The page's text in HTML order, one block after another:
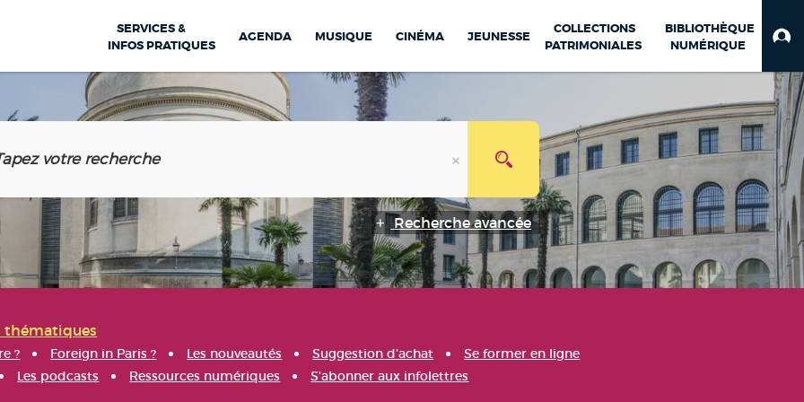
SERVICES &
INFOS PRATIQUES
AGENDA MUSIQUE CINÉMA JEUNESSE
COLLECTIONS
PATRIMONIALES
BIBLIOTHÈQUE
NUMÉRIQUE
Recherche avancée
thématiques
? Foreign in Paris ? Les nouveautés Suggestion d'achat
Se former en ligne
Les podcasts Ressources numériques S'abonner aux infolettres